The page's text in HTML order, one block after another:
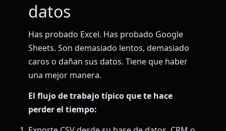
datos
Has probado Excel. Has probado Google
Sheets. Son demasiado lentos, demasiado
caros o dañan sus datos. Tiene que haber
una mejor manera.
El flujo de trabajo típico que te hace
perder el tiempo: